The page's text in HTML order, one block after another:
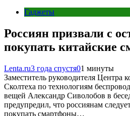
Гаджеты
Россиян призвали с
покупать китайские
Lenta.ru3 года спустя01 минуты
Заместитель руководителя Центра
Сколтеха по технологиям
вещей Александр Сиволобов в
предупредил, что россиянам
покупать смартфоны…